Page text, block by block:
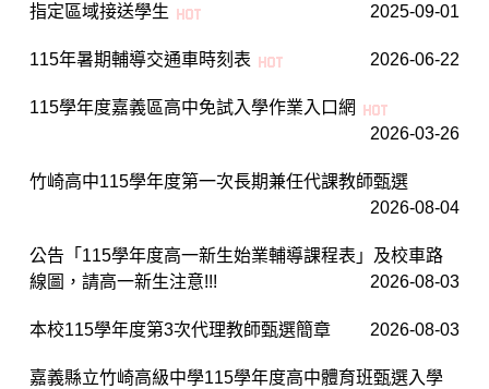
指定區域接送學生
2025-09-01
115年暑期輔導交通車時刻表 2026-06-22
115學年度嘉義區高中免試入學作業入口網
2026-03-26
竹崎高中115學年度第一次長期兼任代課教師甄選
2026-08-04
公告「115學年度高一新生始業輔導課程表」及校車路
線圖，請高一新生注意!!!
2026-08-03
本校115學年度第3次代理教師甄選簡章 2026-08-03
嘉義縣立竹崎高級中學115學年度高中體育班甄選入學